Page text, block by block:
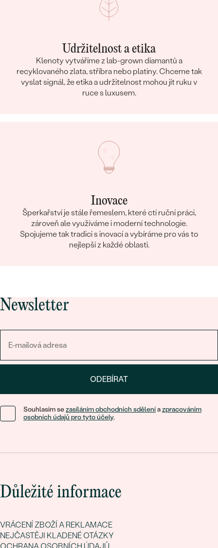
Udržitelnost a etika
Klenoty vytváříme z lab-grown diamantů a
recyklovaného zlata, stříbra nebo platiny. Chceme tak
vyslat signál, že etika a udržitelnost mohou jít ruku v
ruce s luxusem.
Inovace
Šperkařství je stále řemeslem, které ctí ruční práci,
zároveň ale využíváme i moderní technologie.
Spojujeme tak tradici s inovací a vybíráme pro vás to
nejlepší z každé oblasti.
Newsletter
ODEBÍRAT
Souhlasím sezasíláním obchodních sděleníazpracováním
osobních údajů pro tyto účely.
Důležité informace
VRÁCENÍ ZBOŽÍ A REKLAMACE
NEJČASTĚJI KLADENÉ OTÁZKY
OCHRANA OSOBNÍCH ÚDAJŮ